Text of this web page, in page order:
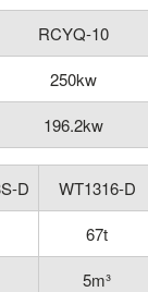
RCYQ-10
250kw
196.2kw
D
WT1316-D
67t
5m³